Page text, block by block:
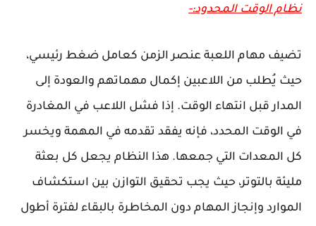
نظام الوقت المحدود:-
تضيف مهام اللعبة عنصر الزمن كعامل ضغط رئيسي،
حيث يُطلب من اللاعبين إكمال مهماتهم والعودة إلى
المدار قبل انتهاء الوقت. إذا فشل اللاعب في المغادرة
في الوقت المحدد، فإنه يفقد تقدمه في المهمة ويخسر
كل المعدات التي جمعها. هذا النظام يجعل كل بعثة
مليئة بالتوتر، حيث يجب تحقيق التوازن بين استكشاف
الموارد وإنجاز المهام دون المخاطرة بالبقاء لفترة أطول